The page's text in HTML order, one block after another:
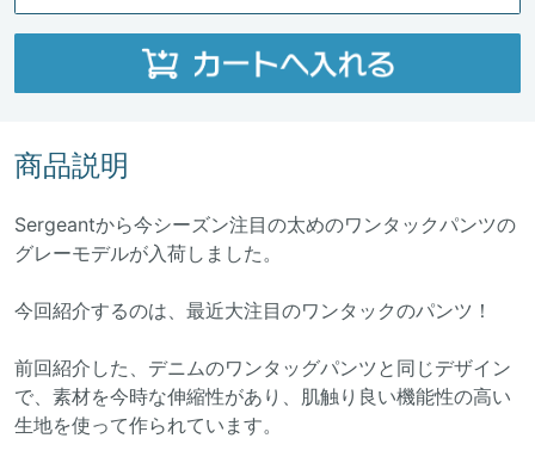
商品説明
Sergeantから今シーズン注目の太めのワンタックパンツの
グレーモデルが入荷しました。
今回紹介するのは、最近大注目のワンタックのパンツ！
前回紹介した、デニムのワンタッグパンツと同じデザイン
で、素材を今時な伸縮性があり、肌触り良い機能性の高い
生地を使って作られています。